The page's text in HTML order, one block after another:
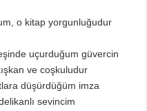
o kitap yorgunluğudur
uçurduğum güvercin
ve coşkuludur
düşürdüğüm imza
sevincim